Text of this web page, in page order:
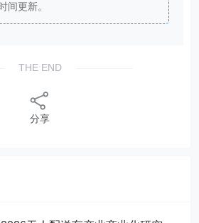
间更新。
THE END
分享